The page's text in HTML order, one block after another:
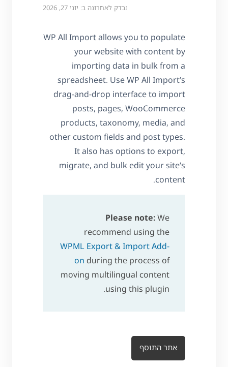
נבדק לאחרונה ב: יוני 27, 2026
WP All Import allows you to populate
your website with content by
importing data in bulk from a
spreadsheet. Use WP All Import’s
drag-and-drop interface to import
posts, pages, WooCommerce
products, taxonomy, media, and
other custom fields and post types.
It also has options to export,
migrate, and bulk edit your site’s
content.
Please note:We
recommend using the
WPML Export & Import Add-
on during the process of
moving multilingual content
using this plugin.
אתר התוסף